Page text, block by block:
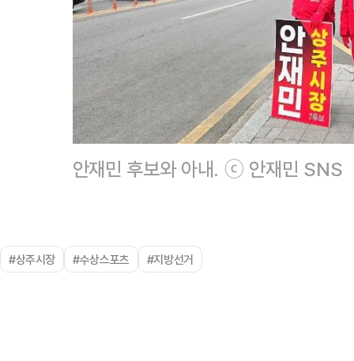
안재민 후보와 아내. ⓒ 안재민 SNS
#상주시장 #수상스포츠 #지방선거